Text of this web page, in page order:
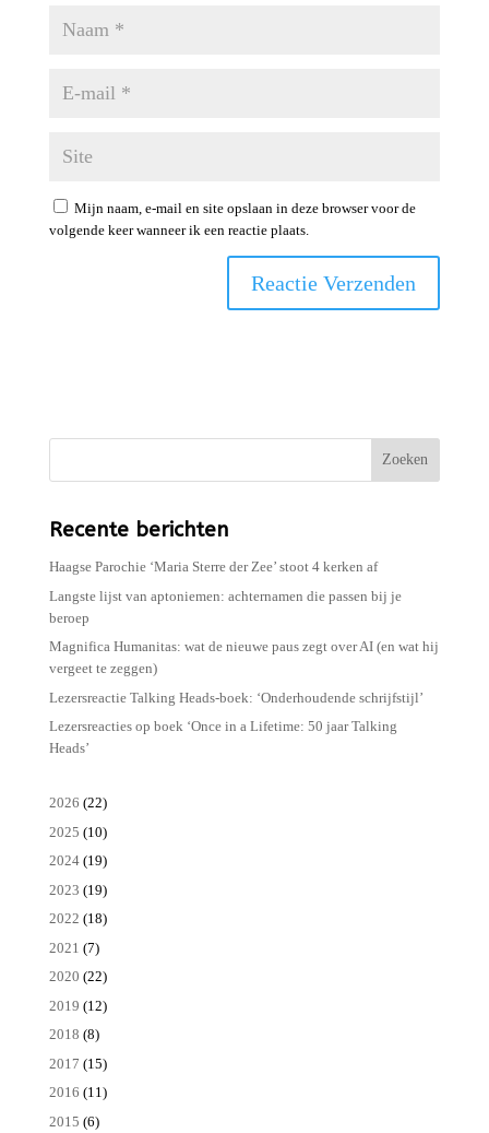
Mijn naam, e-mail en site opslaan in deze browser voor de
volgende keer wanneer ik een reactie plaats.
Zoeken
Recente berichten
Haagse Parochie ‘Maria Sterre der Zee’ stoot 4 kerken af
Langste lijst van aptoniemen: achternamen die passen bij je
beroep
Magnifica Humanitas: wat de nieuwe paus zegt over AI (en wat hij
vergeet te zeggen)
Lezersreactie Talking Heads-boek: ‘Onderhoudende schrijfstijl’
Lezersreacties op boek ‘Once in a Lifetime: 50 jaar Talking
Heads’
2026 (22)
2025 (10)
2024(19)
2023 (19)
2022 (18)
2021 (7)
2020 (22)
2019 (12)
2018 (8)
2017 (15)
2016 (11)
2015 (6)